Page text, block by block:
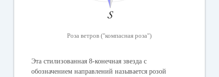
Роза ветров ("компасная роза")
Эта стилизованная 8-конечная звезда с
обозначением направлений называется розой